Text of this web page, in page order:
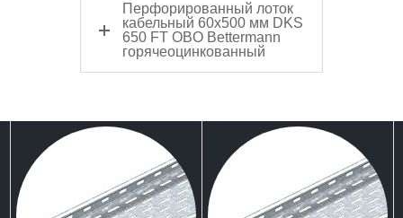
Перфорированный лоток
кабельный 60x500 мм DKS
650 FT OBO Bettermann
горячеоцинкованный